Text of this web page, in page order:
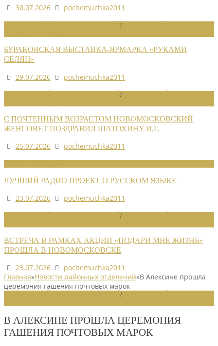
30.07.2026
pochemuchka2011
/
БУРАКОВСКАЯ ВЫСТАВКА-ЯРМАРКА «РУКАМИ
СЕЛЯН»
29.07.2026
pochemuchka2011
/
С ПОЧТЕННЫМ ВОЗРАСТОМ НОВОМОСКОВСКИЙ
ЖЕНСОВЕТ ПОЗДРАВИЛ ШАТОХИНУ И.Г.
25.07.2026
pochemuchka2011
ЛУЧШИЙ РАДИО ПРОЕКТ О РУССКОМ ЯЗЫКЕ
23.07.2026
pochemuchka2011
/
ВСТРЕЧА В РАМКАХ АКЦИИ «ПОДАРИ МНЕ ЖИЗНЬ»
ПРОШЛА В НОВОМОСКОВСКЕ
23.07.2026
pochemuchka2011
Главная»Новости районных отделений»В Алексине прошла
церемония гашения почтовых марок
/
В АЛЕКСИНЕ ПРОШЛА ЦЕРЕМОНИЯ
ГАШЕНИЯ ПОЧТОВЫХ МАРОК